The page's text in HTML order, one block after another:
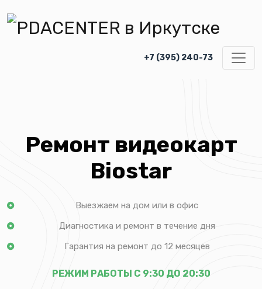
+7 (395) 240-73
Ремонт видеокарт
Biostar
Выезжаем на дом или в офис
Диагностика и ремонт в течение дня
Гарантия на ремонт до 12 месяцев
РЕЖИМ РАБОТЫ С 9:30 ДО 20:30